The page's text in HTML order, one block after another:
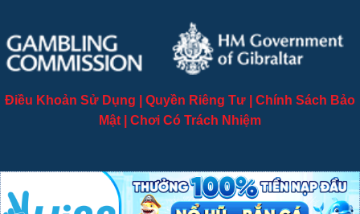
Điều Khoản Sử Dụng Quyền Riêng Tư
Chính Sách Bảo
Mật
Chơi Có Trách Nhiệm